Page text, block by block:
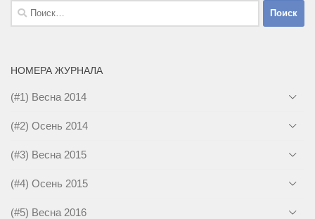
Найти:
НОМЕРА ЖУРНАЛА
(#1) Весна 2014
(#2) Осень 2014
(#3) Весна 2015
(#4) Осень 2015
(#5) Весна 2016